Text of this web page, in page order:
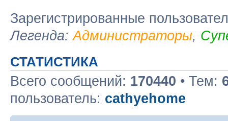
Зарегистрированные
Легенда:Администраторы,
СТАТИСТИКА
Всего сообщений: 170440 • Тем:
пользователь: cathyehome